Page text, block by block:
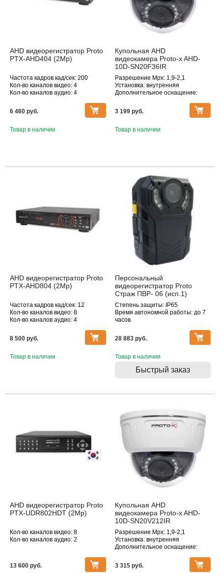
AHD видеорегистратор Proto
PTX-AHD404 (2Mp)
Частота кадров кад/сек: 200
Кол-во каналов видео: 4
Кол-во каналов аудио: 4
разрешение, Мпикс: 1920×1080
6 460 pуб.
Товар в наличии
Купольная AHD
видеокамера Proto-x AHD-
10D-SN20F36IR
Разрешение Mpx: 1,9-2,1
Установка: внутренняя
Дополнительное оснащение:
Объектив (фокусное расстояние,
мм): 2.8
3 199 pуб.
Товар в наличии
AHD видеорегистратор Proto
PTX-AHD804 (2Mp)
Частота кадров кад/сек: 12
Кол-во каналов видео: 8
Кол-во каналов аудио: 4
8 500 pуб.
Товар в наличии
Персональный
видеорегистратор Proto
Страж ПВР- 06 (исп.1)
Степень защиты: IP65
Время автономной работы: до 7
часов
28 883 pуб.
Товар в наличии
Быстрый заказ
AHD видеорегистратор Proto
PTX-UDR802HDT (2Mp)
Кол-во каналов видео: 8
Кол-во каналов аудио: 2
13 600 pуб.
Купольная AHD
видеокамера Proto-x AHD-
10D-SN20V212IR
Разрешение Mpx: 1,9-2,1
Установка: внутренняя
Дополнительное оснащение:
Объектив (фокусное расстояние,
мм): 2.8-12
3 315 pуб.